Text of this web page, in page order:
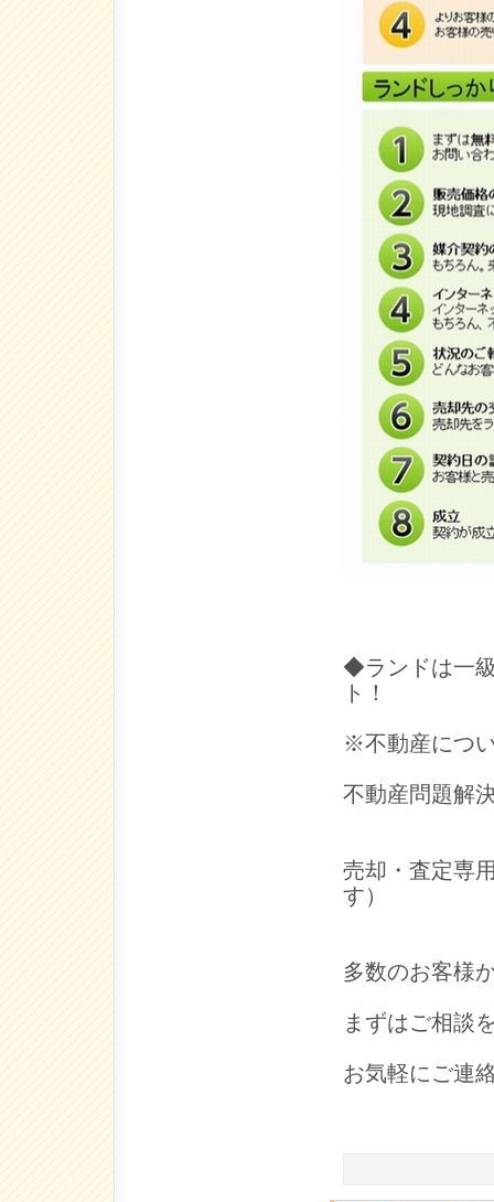
◆ランドは一
ト！
※不動産につ
不動産問題解
売却・査定専
す）
多数のお客様
まずはご相談
お気軽にご連